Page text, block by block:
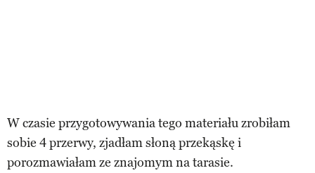
W czasie przygotowywania tego materiału zrobiłam
sobie 4 przerwy, zjadłam słoną przekąskę i
porozmawiałam ze znajomym na tarasie.